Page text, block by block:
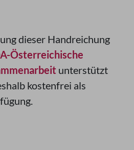
dieser Handreichung
Österreichische
unterstützt
kostenfrei als